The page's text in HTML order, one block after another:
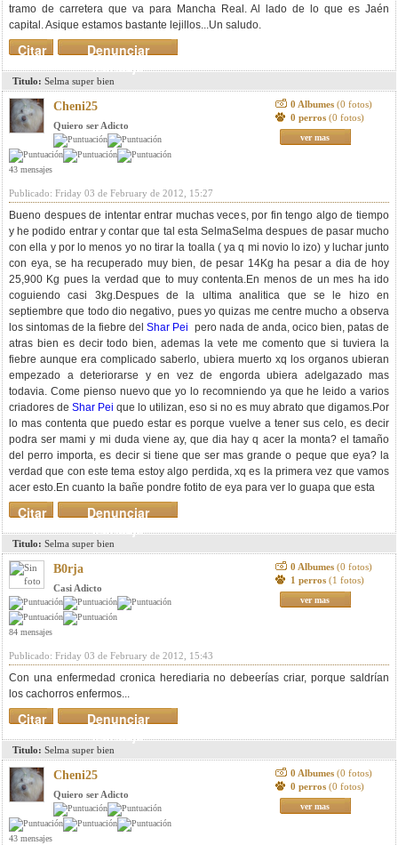
tramo de carretera que va para Mancha Real. Al lado de lo que es Jaén
capital. Asique estamos bastante lejillos...Un saludo.
Denunciar
mensaje
Citar
Titulo: Selma super bien
Cheni25
Quiero ser Adicto
43 mensajes
0 Albumes (0 fotos)
0 perros (0 fotos)
ver mas
Publicado: Friday 03 de February de 2012, 15:27
Bueno despues de intentar entrar muchas veces, por fin tengo algo de tiempo
y he podido entrar y contar que tal esta SelmaSelma despues de pasar mucho
con ella y por lo menos yo no tirar la toalla ( ya q mi novio lo izo) y luchar junto
con eya, se ha recuperado muy bien, de pesar 14Kg ha pesar a dia de hoy
25,900 Kg pues la verdad que to muy contenta.En menos de un mes ha ido
coguiendo casi 3kg.Despues de la ultima analitica que se le hizo en
septiembre que todo dio negativo, pues yo quizas me centre mucho a observa
los sintomas de la fiebre delShar Pei pero nada de anda, ocico bien, patas de
atras bien es decir todo bien, ademas la vete me comento que si tuviera la
fiebre aunque era complicado saberlo, ubiera muerto xq los organos ubieran
empezado a deteriorarse y en vez de engorda ubiera adelgazado mas
todavia. Come pienso nuevo que yo lo recomniendo ya que he leido a varios
criadores de Shar Pei que lo utilizan, eso si no es muy abrato que digamos.Por
lo mas contenta que puedo estar es porque vuelve a tener sus celo, es decir
podra ser mami y mi duda viene ay, que dia hay q acer la monta? el tamaño
del perro importa, es decir si tiene que ser mas grande o peque que eya? la
verdad que con este tema estoy algo perdida, xq es la primera vez que vamos
acer esto.En cuanto la bañe pondre fotito de eya para ver lo guapa que esta
Denunciar
mensaje
Citar
Titulo: Selma super bien
B0rja
Casi Adicto
84 mensajes
0 Albumes (0 fotos)
1 perros (1 fotos)
ver mas
Publicado: Friday 03 de February de 2012, 15:43
Con una enfermedad cronica herediaria no debeerías criar, porque saldrían
los cachorros enfermos...
Denunciar
mensaje
Citar
Titulo: Selma super bien
Cheni25
Quiero ser Adicto
43 mensajes
0 Albumes (0 fotos)
0 perros (0 fotos)
ver mas